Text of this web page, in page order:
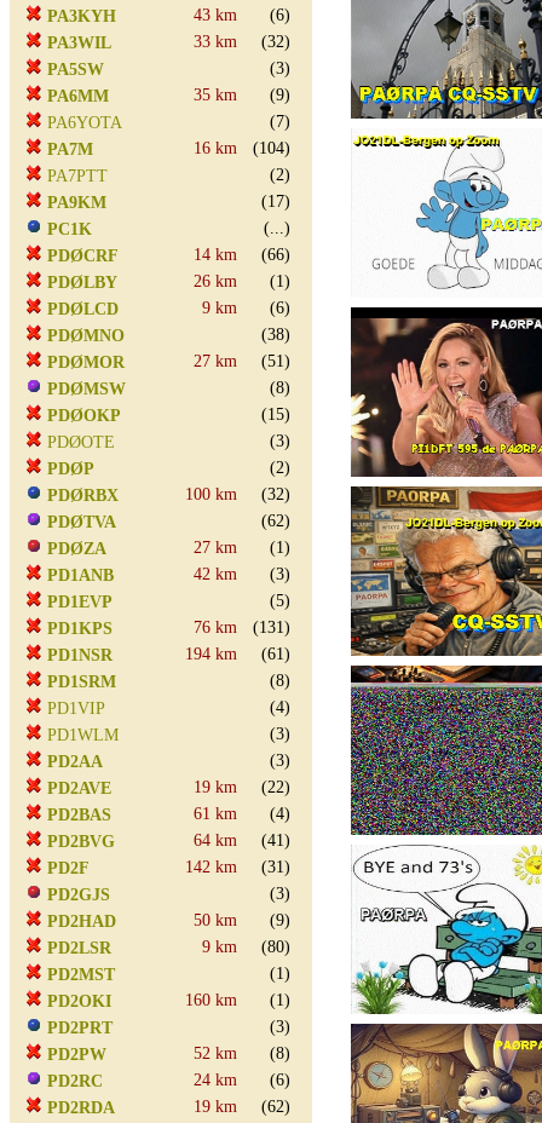
PA3KYH
43 km
(6)
PA3WIL
33 km
(32)
PA5SW
(3)
PA6MM
35 km
(9)
PA6YOTA
(7)
PA7M
16 km
(104)
PA7PTT
(2)
PA9KM
(17)
PC1K
(...)
PDØCRF
14 km
(66)
PDØLBY
26 km
(1)
PDØLCD
9 km
(6)
PDØMNO
(38)
PDØMOR
27 km
(51)
PDØMSW
(8)
PDØOKP
(15)
PDØOTE
(3)
PDØP
(2)
PDØRBX
100 km
(32)
PDØTVA
(62)
PDØZA
27 km
(1)
PD1ANB
42 km
(3)
PD1EVP
(5)
PD1KPS
76 km
(131)
PD1NSR
194 km
(61)
PD1SRM
(8)
PD1VIP
(4)
PD1WLM
(3)
PD2AA
(3)
PD2AVE
19 km
(22)
PD2BAS
61 km
(4)
PD2BVG
64 km
(41)
PD2F
142 km
(31)
PD2GJS
(3)
PD2HAD
50 km
(9)
PD2LSR
9 km
(80)
PD2MST
(1)
PD2OKI
160 km
(1)
PD2PRT
(3)
PD2PW
52 km
(8)
PD2RC
24 km
(6)
PD2RDA
19 km
(62)